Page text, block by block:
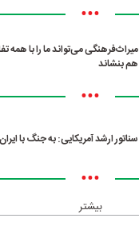
•••
میراث‌فرهنگی می‌تواند ما را با همه
هم بنشاند
•••
سناتور ارشد آمریکایی: به جنگ با
•••
بیشتر